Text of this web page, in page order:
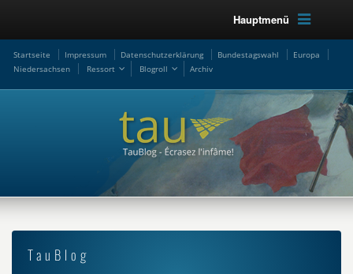
Hauptmenü
Startseite Impressum Datenschutzerklärung Bundestagswahl
Europa
Niedersachsen
Ressort Blogroll Archiv
TauBlog